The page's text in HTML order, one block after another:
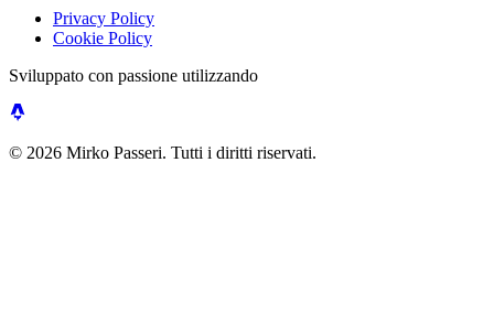
Privacy Policy
Cookie Policy
Sviluppato con passione utilizzando
© 2026 Mirko Passeri. Tutti i diritti riservati.